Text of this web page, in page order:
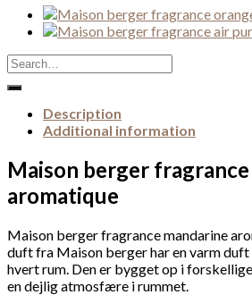
Search
for:
Description
Additional information
Maison berger
aromatique
Maison berger fragrance mandarine
duft fra Maison berger har en varm
hvert rum. Den er bygget op i
en dejlig atmosfære i rummet.